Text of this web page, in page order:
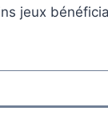
jeux